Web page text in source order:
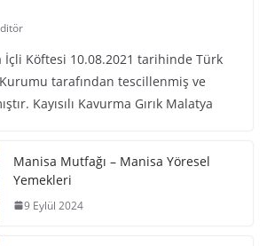
İçli Köftesi 10.08.2021 tarihinde Türk
tarafından tescillenmiş ve
Kayısılı Kavurma Gırık Malatya
Manisa Mutfağı – Manisa Yöresel
Yemekleri
9 Eylül 2024